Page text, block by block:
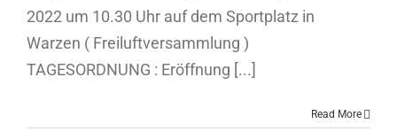
2022 um 10.30 Uhr auf dem Sportplatz in
Warzen ( Freiluftversammlung )
TAGESORDNUNG : Eröffnung [...]
Read More